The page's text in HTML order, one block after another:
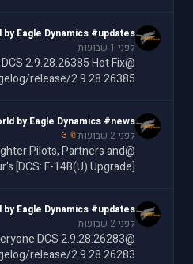
ov
by Eagle Dynamics #updates
לפני 1 שבועות
DCS 2.9.28.26385 Hot Fix
release/2.9.28.26385/
by Eagle Dynamics #news
לפני 2 שבועות 📎 3
by Eagle Dynamics #updates
לפני 2 שבועות
DCS 2.9.28.26283
release/2.9.28.26283/